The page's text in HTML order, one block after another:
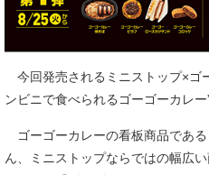
今回発売されるミニストップ×ゴ
ンビニで食べられるゴーゴーカレー
ゴーゴーカレーの看板商品であ
ん、ミニストップならではの幅広